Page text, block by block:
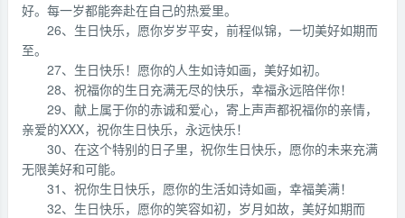
好。每一岁都能奔赴在自己的热爱里。
26、生日快乐，愿你岁岁平安，前程似锦，一切美好如期而
至。
27、生日快乐！愿你的人生如诗如画，美好如初。
28、祝福你的生日充满无尽的快乐，幸福永远陪伴你！
29、献上属于你的赤诚和爱心，寄上声声都祝福你的亲情，
亲爱的XXX，祝你生日快乐，永远快乐！
30、在这个特别的日子里，祝你生日快乐，愿你的未来充满
无限美好和可能。
31、祝你生日快乐，愿你的生活如诗如画，幸福美满！
32、生日快乐，愿你的笑容如初，岁月如故，美好如期而